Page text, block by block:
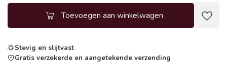
Toevoegen aan winkelwagen
Stevig en slijtvast
Gratis verzekerde en aangetekende verzending